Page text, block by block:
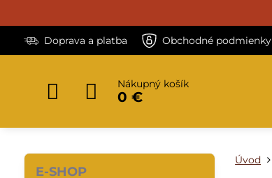
Doprava a platba Obchodné podmienky
Nákupný košík
0 €
Úvod
E-SHOP